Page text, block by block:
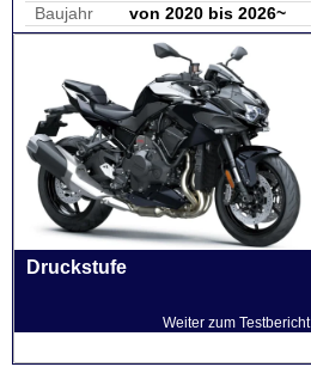
Baujahr
von 2020 bis 2026~
Druckstufe
Weiter zum Testbericht